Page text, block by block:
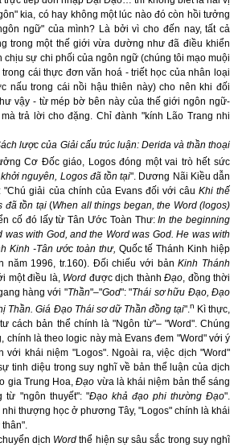
kia, có hay không một lúc nào đó còn hồi tưởng
ngữ" của mình? Là bởi vì cho đến nay, tất cả
trong một thế giới vừa dường như đã điều khiển
sự chi phối của ngôn ngữ (chúng tôi mạo muội
cái thực đơn văn hoá - triết học của nhân loại
nấu trong cái nồi hậu thiên này) cho nên khi đối
vậy - từ mép bờ bên này của thế giới ngôn ngữ-
trả lời cho đặng. Chỉ đành "kính Lão Trang nhi
lược của Giải cấu trúc luận: Derida và thần thoại
Cơ Đốc giáo, Logos đóng một vai trò hết sức
nguyên, Logos đã tồn tại". Dương Nãi Kiều dẫn
"Chú giải của chính của Evans đối với câu Khi thế
đã tồn tại(When all things began, the Word (logos)
cố đó lấy từ Tân Ước Toàn Thư:In the beginning
was with God, and the Word was God. He was with
Kinh -Tân ước toàn thư, Quốc tế Thánh Kinh hiệp
năm 1996, tr.160). Đối chiếu với bảnKinh Thánh
một điều là, Word được dịch thành Đạo, đồng thời
hàng với "Thần"–"God": "Thái sơ hữu Đạo, Đạo
Thần. Giá Đạo Thái sơ dữ Thần đồng tại".n Kì thực,
cách bản thể chính là "Ngôn từ"– "Word". Chúng
chính là theo logic này mà Evans đem "Word" với ý
với khái niệm "Logos". Ngoài ra, việc dịch "Word"
tinh diệu trong suy nghĩ về bản thể luận của dịch
gia Trung Hoa,Đạo vừa là khái niệm bản thể sáng
từ "ngôn thuyết": "Đạo khả đạo phi thường Đạo".
thượng học ở phương Tây, "Logos" chính là khái
dịch Word thể hiện sự sâu sắc trong suy nghĩ